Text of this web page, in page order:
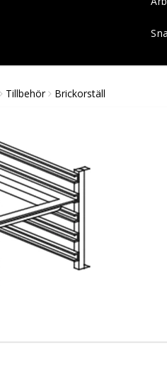
Tillbehör Brickorställ